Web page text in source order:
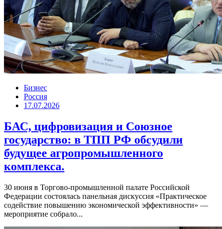
Бизнес
Россия
17.07.2026
БАС, цифровизация и Союзное
государство: в ТПП РФ обсудили
будущее агропромышленного
комплекса.
30 июня в Торгово-промышленной палате Российской
Федерации состоялась панельная дискуссия «Практическое
содействие повышению экономической эффективности» —
мероприятие собрало...